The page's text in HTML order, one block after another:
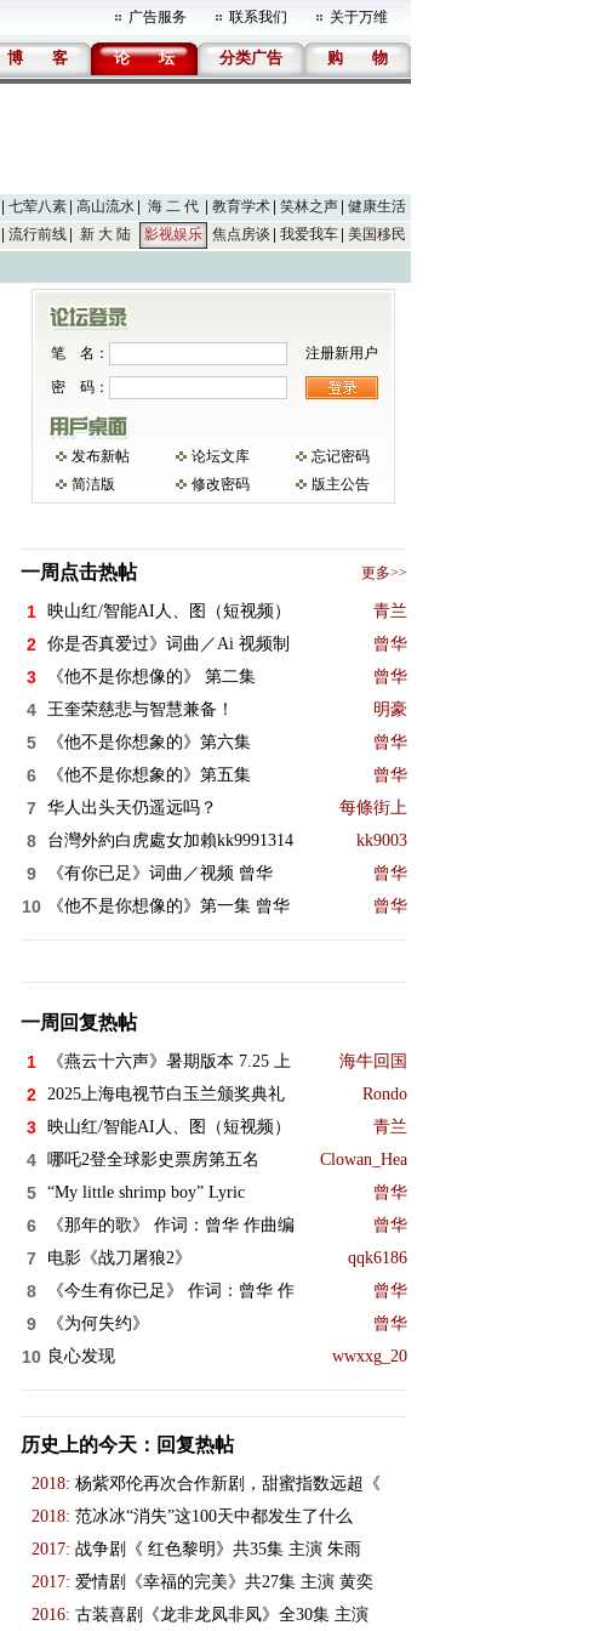
广告服务 联系我们 关于万维
博 客 论 坛 分类广告 购 物
七荤八素 高山流水 海 二 代 教育学术 笑林之声
健康生活
流行前线 新 大 陆 影视娱乐 焦点房谈 我爱我车 美国移民
笔 名：
注册新用户
密 码：
发布新帖 论坛文库
忘记密码
简洁版
修改密码 版主公告
一周点击热帖 更多>>
1 映山红/智能AI人、图（短视频） 青兰
2 你是否真爱过》词曲／Ai 视频制 曾华
3 《他不是你想像的》 第二集 曾华
4 王奎荣慈悲与智慧兼备！ 明豪
5 《他不是你想象的》第六集 曾华
6 《他不是你想象的》第五集 曾华
7 华人出头天仍遥远吗？ 每條街上
8 台灣外約白虎處女加賴kk9991314 kk9003
9 《有你已足》词曲／视频 曾华 曾华
10 《他不是你想像的》第一集 曾华 曾华
一周回复热帖
1 《燕云十六声》暑期版本 7.25 上 海牛回国
2 2025上海电视节白玉兰颁奖典礼 Rondo
3 映山红/智能AI人、图（短视频） 青兰
4 哪吒2登全球影史票房第五名 Clowan_Hea
5 “My little shrimp boy” Lyric 曾华
6 《那年的歌》 作词：曾华 作曲编 曾华
7 电影《战刀屠狼2》 qqk6186
8 《今生有你已足》 作词：曾华 作 曾华
9 《为何失约》 曾华
10 良心发现 wwxxg_20
历史上的今天：回复热帖
2018: 杨紫邓伦再次合作新剧，甜蜜指数远超《
2018: 范冰冰“消失”这100天中都发生了什么
2017: 战争剧《 红色黎明》共35集 主演 朱雨
2017: 爱情剧《幸福的完美》共27集 主演 黄奕
2016: 古装喜剧《龙非龙凤非凤》全30集 主演